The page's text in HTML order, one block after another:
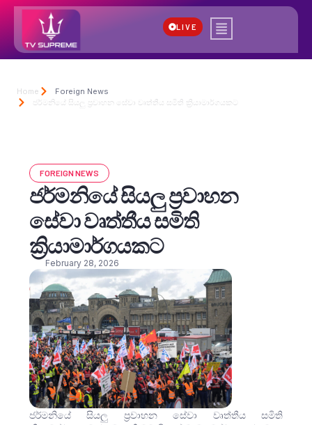
LIVE
Home
Foreign News
ජර්මනියේ සියලු ප්‍රවාහන සේවා වෘත්තීය සමිති ක්‍රියාමාර්ගයකට
FOREIGN NEWS
ජර්මනියේ සියලු ප්‍රවාහන
සේවා වෘත්තීය සමිති
ක්‍රියාමාර්ගයකට
February 28, 2026
ජර්මනියේ සියලු ප්‍රවාහන සේවා වෘත්තීය සමිති